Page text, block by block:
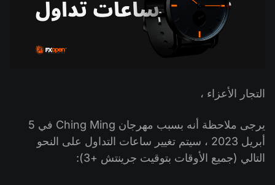
التداول في صناديق الإستثمار المتداولة (ETF)
العملات الرقمية
iOS FXOpen App
المُخدِّم الافتراضي الخاص (VPS)
تقويم توزيعات الأرباح
منتدى الفوركس
ما هو تداوُل عقود الفروقات (CFD)؟
ما هو التداوُل عبر شبكة الاتصالات الإلكترونية (ECN)؟
ما هو وسيط الفوركس؟
لماذا نحن؟
التجار الأعزاء ،
يرجى ملاحظة أنه بسبب مهرجان Ching Ming في 5
أبريل 2023 ، سيتم تغيير ساعات التداول على النحو
التالي (جميع الأوقات بتوقيت جرينتش +3):